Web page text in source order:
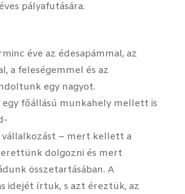
pályafutására.
éve az édesapámmal, az
a feleségemmel és az
egy nagyot.
főállású munkahely mellett is
vállalkozást – mert kellett a
dolgozni és mert
összetartásában. A
idejét írtuk, s azt éreztük, az